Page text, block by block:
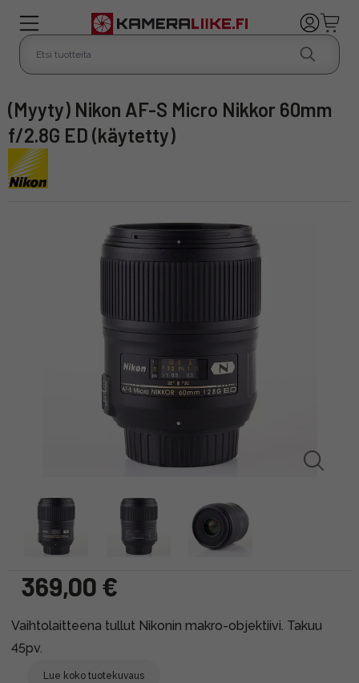
(Myyty) Nikon AF-S Micro Nikkor 60mm
f/2.8G ED (käytetty)
369,00 €
Vaihtolaitteena tullut Nikonin makro-objektiivi. Takuu
45pv.
Lue koko tuotekuvaus